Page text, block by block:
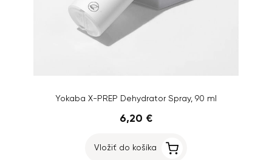
Yokaba X-PREP Dehydrator Spray, 90 ml
6,20 €
Vložiť do košíka